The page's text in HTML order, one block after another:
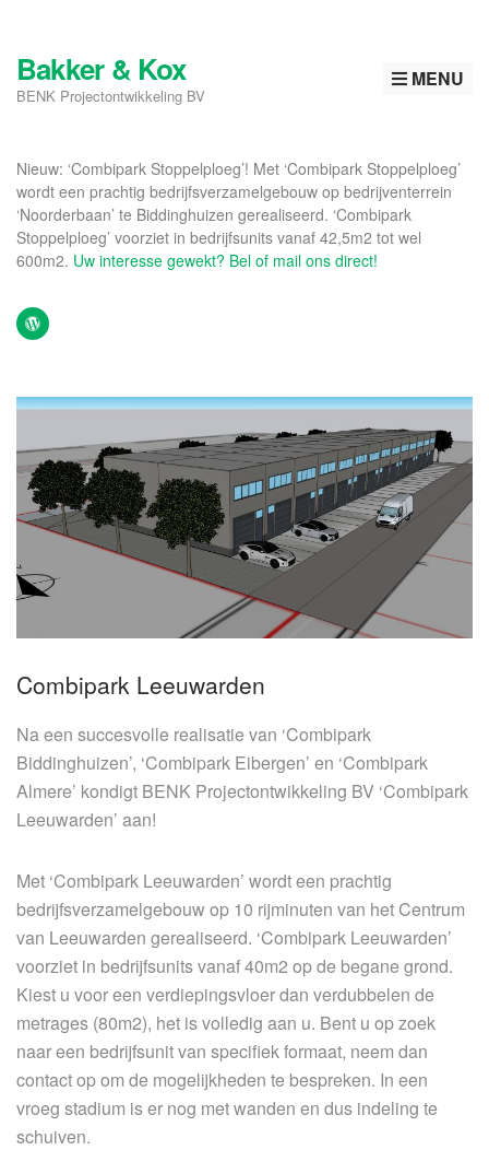
Bakker & Kox
BENK Projectontwikkeling BV
MENU
Nieuw: ‘Combipark Stoppelploeg’! Met ‘Combipark Stoppelploeg’
wordt een prachtig bedrijfsverzamelgebouw op bedrijventerrein
‘Noorderbaan’ te Biddinghuizen gerealiseerd. ‘Combipark
Stoppelploeg’ voorziet in bedrijfsunits vanaf 42,5m2 tot wel
600m2. Uw interesse gewekt? Bel of mail ons direct!
Combipark Leeuwarden
Na een succesvolle realisatie van ‘Combipark
Biddinghuizen’, ‘Combipark Eibergen’ en ‘Combipark
Almere’ kondigt BENK Projectontwikkeling BV ‘Combipark
Leeuwarden’ aan!
Met ‘Combipark Leeuwarden’ wordt een prachtig
bedrijfsverzamelgebouw op 10 rijminuten van het Centrum
van Leeuwarden gerealiseerd. ‘Combipark Leeuwarden’
voorziet in bedrijfsunits vanaf 40m2 op de begane grond.
Kiest u voor een verdiepingsvloer dan verdubbelen de
metrages (80m2), het is volledig aan u. Bent u op zoek
naar een bedrijfsunit van specifiek formaat, neem dan
contact op om de mogelijkheden te bespreken. In een
vroeg stadium is er nog met wanden en dus indeling te
schuiven.